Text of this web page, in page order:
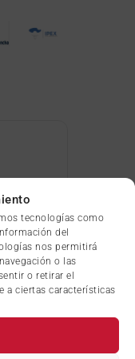
tecnologías como
del
nos permitirá
o las
o retirar el
a ciertas características